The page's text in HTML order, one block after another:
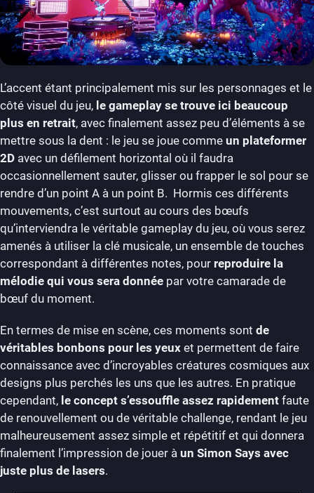
L’accent étant principalement mis sur les personnages et le
côté visuel du jeu, le gameplay se trouve ici beaucoup
plus en retrait, avec finalement assez peu d’éléments à se
mettre sous la dent : le jeu se joue comme un plateformer
2D avec un défilement horizontal où il faudra
occasionnellement sauter, glisser ou frapper le sol pour se
rendre d’un point A à un point B. Hormis ces différents
mouvements, c’est surtout au cours des bœufs
qu’interviendra le véritable gameplay du jeu, où vous serez
amenés à utiliser la clé musicale, un ensemble de touches
correspondant à différentes notes, pour reproduire la
mélodie qui vous sera donnée par votre camarade de
bœuf du moment.
En termes de mise en scène, ces moments sont de
véritables bonbons pour les yeux et permettent de faire
connaissance avec d’incroyables créatures cosmiques aux
designs plus perchés les uns que les autres. En pratique
cependant, le concept s’essouffle assez rapidement faute
de renouvellement ou de véritable challenge, rendant le jeu
malheureusement assez simple et répétitif et qui donnera
finalement l’impression de jouer à un Simon Says avec
juste plus de lasers.